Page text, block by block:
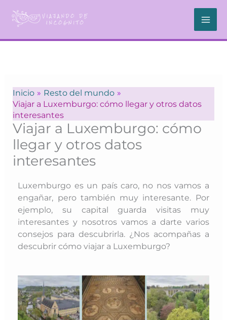
contenido
Inicio
Resto del mundo
Viajar a Luxemburgo: cómo llegar y otros datos
interesantes
Viajar a Luxemburgo: cómo
llegar y otros datos
interesantes
Luxemburgo es un país caro, no nos vamos a
engañar, pero también muy interesante. Por
ejemplo, su capital guarda visitas muy
interesantes y nosotros vamos a darte varios
consejos para descubrirla. ¿Nos acompañas a
descubrir cómo viajar a Luxemburgo?